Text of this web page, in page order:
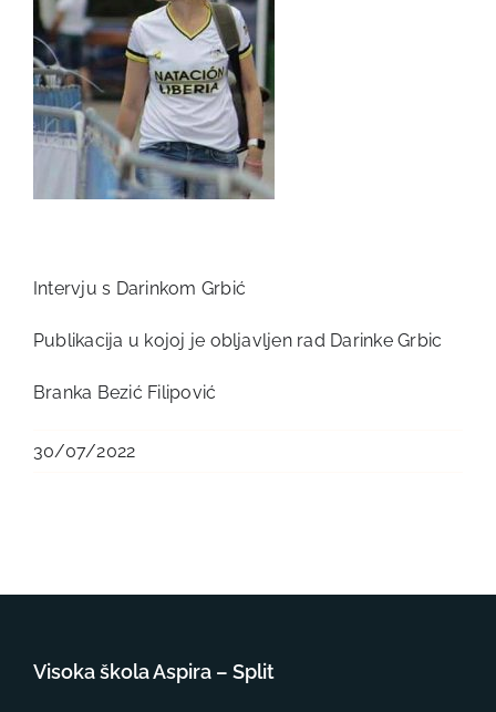
Intervju s Darinkom Grbić
Publikacija u kojoj je obljavljen rad Darinke Grbic
Branka Bezić Filipović
30/07/2022
Visoka škola Aspira – Split